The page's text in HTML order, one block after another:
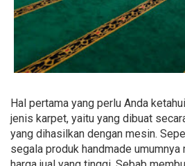
Hal pertama yang perlu Anda
jenis karpet, yaitu yang dibuat
yang dihasilkan dengan mesin.
segala produk handmade